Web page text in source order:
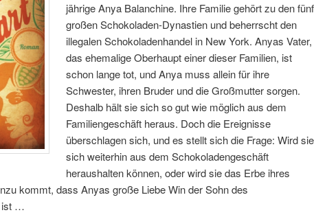
jährige Anya Balanchine. Ihre Familie gehört zu den fünf
großen Schokoladen-Dynastien und beherrscht den
illegalen Schokoladenhandel in New York. Anyas Vater,
das ehemalige Oberhaupt einer dieser Familien, ist
schon lange tot, und Anya muss allein für ihre
Schwester, ihren Bruder und die Großmutter sorgen.
Deshalb hält sie sich so gut wie möglich aus dem
Familiengeschäft heraus. Doch die Ereignisse
überschlagen sich, und es stellt sich die Frage: Wird sie
sich weiterhin aus dem Schokoladengeschäft
heraushalten können, oder wird sie das Erbe ihres
kommt, dass Anyas große Liebe Win der Sohn des
ist …